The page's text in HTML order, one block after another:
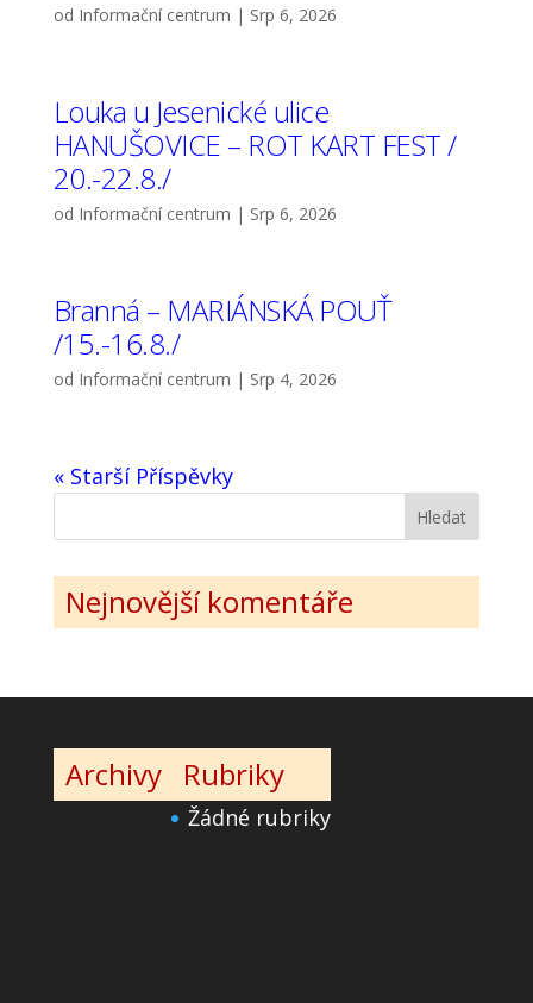
od Informační centrum | Srp 6, 2026
Louka u Jesenické ulice
HANUŠOVICE – ROT KART FEST /
20.-22.8./
od Informační centrum | Srp 6, 2026
Branná – MARIÁNSKÁ POUŤ
/15.-16.8./
od Informační centrum | Srp 4, 2026
« Starší Příspěvky
Nejnovější komentáře
Archivy Rubriky
Žádné rubriky